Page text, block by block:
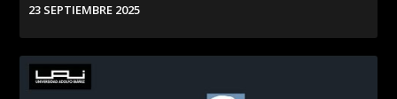
23 SEPTIEMBRE 2025
VER